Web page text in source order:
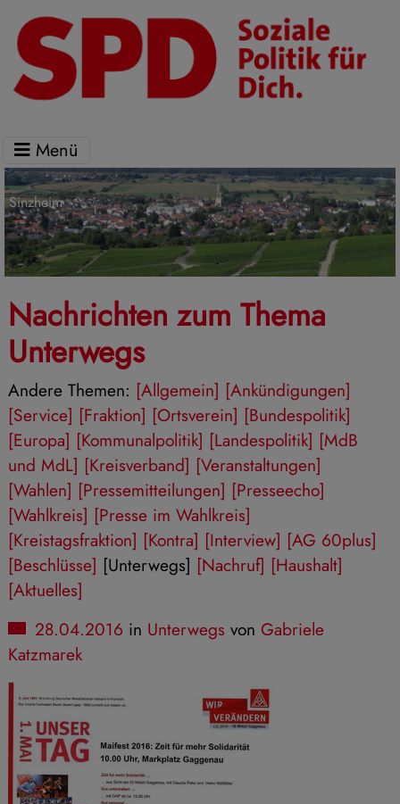
Menü
Sinzheim
Nachrichten zum Thema
Unterwegs
Andere Themen: [Allgemein] [Ankündigungen]
[Service] [Fraktion] [Ortsverein] [Bundespolitik]
[Europa] [Kommunalpolitik] [Landespolitik] [MdB
und MdL] [Kreisverband] [Veranstaltungen]
[Wahlen] [Pressemitteilungen] [Presseecho]
[Wahlkreis] [Presse im Wahlkreis]
[Kreistagsfraktion] [Kontra] [Interview] [AG 60plus]
[Beschlüsse] [Unterwegs] [Nachruf] [Haushalt]
[Aktuelles]
28.04.2016 in Unterwegs von Gabriele
Katzmarek